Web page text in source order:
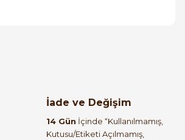
İade ve Değişim
14 Gün İçinde “Kullanılmamış,
Kutusu/Etiketi Açılmamış,